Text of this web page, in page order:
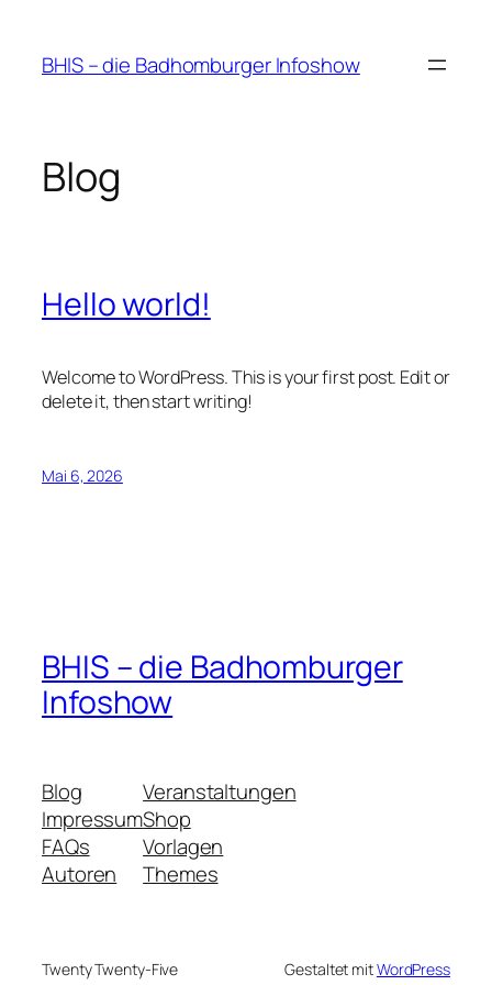
springen
BHIS – die Badhomburger Infoshow
Blog
Hello world!
Welcome to WordPress. This is your first post. Edit or
delete it, then start writing!
Mai 6, 2026
BHIS – die Badhomburger
Infoshow
Blog
Impressum
FAQs
Autoren
Veranstaltungen
Shop
Vorlagen
Themes
Twenty Twenty-Five Gestaltet mitWordPress